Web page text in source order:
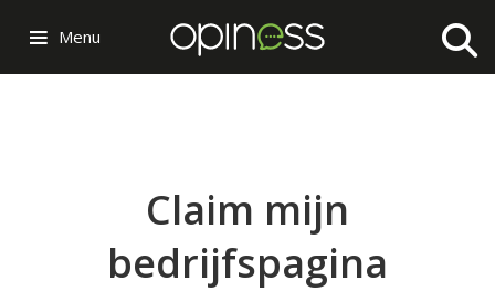
Menu
Claim mijn
bedrijfspagina